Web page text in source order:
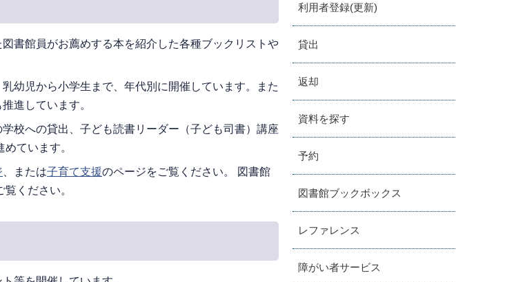
書館員がお薦めする本を紹介した各種ブックリストや
幼児から小学生まで、年代別に開催しています。また
進しています。
校への貸出、子ども読書リーダー（子ども司書）講座
ています。
、または子育て支援のページをご覧ください。 図書館
ください。
利用者登録(更新)
貸出
返却
資料を探す
予約
図書館ブックボックス
レファレンス
障がい者サービス